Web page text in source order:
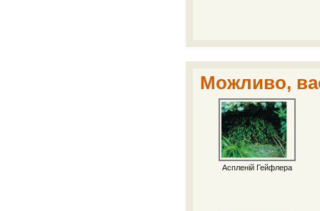
Можливо,
Аспленій Гейфлера